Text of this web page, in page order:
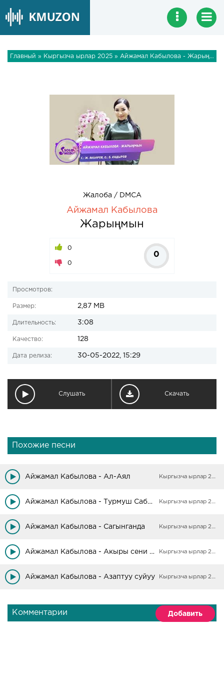
Главный » Кыргызча ырлар 2025 » Айжамал Кабылова - Жарыңмын
Жалоба / DMCA
Айжамал Кабылова
Жарыңмын
0
0
0
Просмотров:
Размер: 2,87 MB
Длительность: 3:08
Качество: 128
Дата релиза: 30-05-2022, 15:29
Слушать Скачать
Похожие песни
Айжамал Кабылова - Ал-Аял Кыргызча ырлар 2025
Айжамал Кабылова - Турмуш Сабагы Кыргызча ырлар 2025
Айжамал Кабылова - Сагынганда Кыргызча ырлар 2025
Айжамал Кабылова - Акыры сени суйдуром Кыргызча ырлар 2025
Айжамал Кабылова - Азаптуу суйуу Кыргызча ырлар 2025
Комментарии Добавить